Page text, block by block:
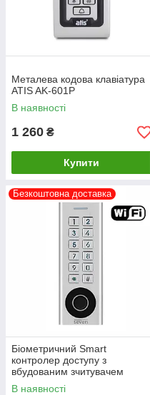
Металева кодова клавіатура
ATIS AK-601P
В наявності
1 260 ₴
Купити
Безкоштовна доставка
Біометричний Smart
контролер доступу з
вбудованим зчитувачем
SEVEN CR-7474BFW MF
В наявності